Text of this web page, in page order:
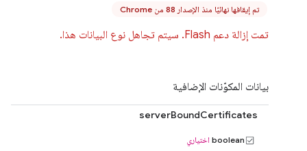
تم إيقافها نهائيًا منذ الإصدار 88 من Chrome
تمت إزالة دعم Flash. سيتم تجاهل نوع البيانات هذا.
بيانات المكوّنات الإضافية
serverBoundCertificates
boolean اختياري